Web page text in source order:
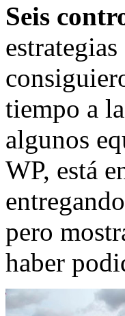
Seis
tiempo a
algunos
WP, está
pero
haber